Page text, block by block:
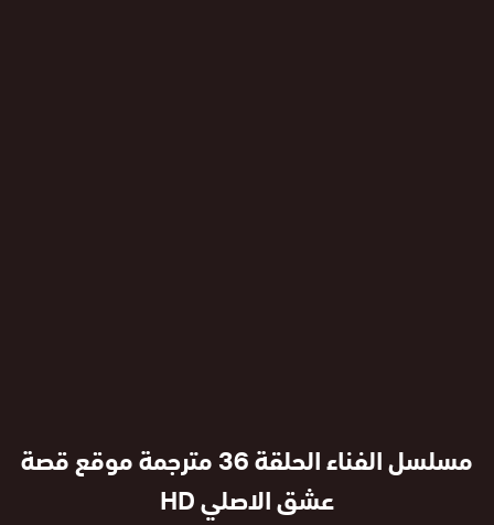
مسلسل الفناء الحلقة 36 مترجمة موقع قصة
عشق الاصلي HD